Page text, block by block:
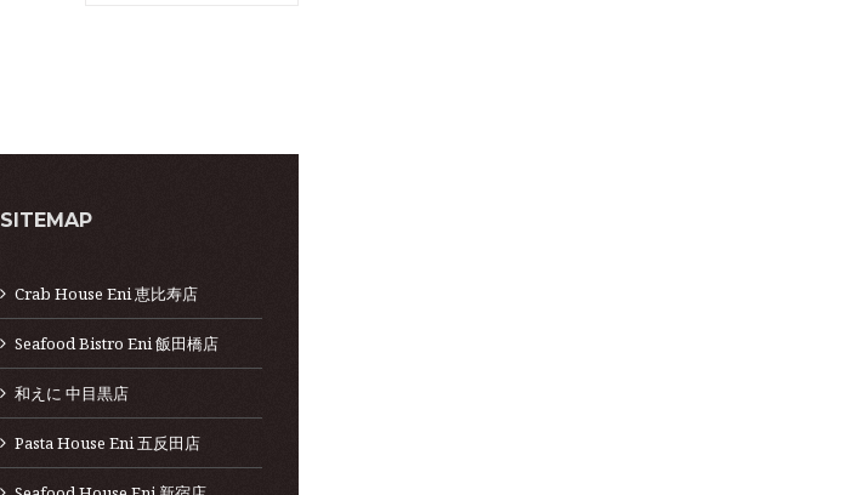
SITEMAP
Crab House Eni 恵比寿店
Seafood Bistro Eni 飯田橋店
和えに 中目黒店
Pasta House Eni 五反田店